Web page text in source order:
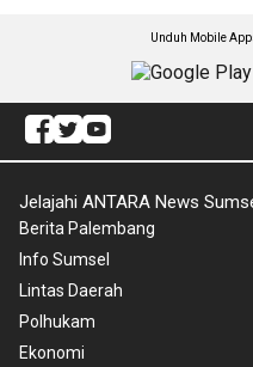
Unduh Mobile
Jelajahi ANTARA News
Berita Palembang
Info Sumsel
Lintas Daerah
Polhukam
Ekonomi